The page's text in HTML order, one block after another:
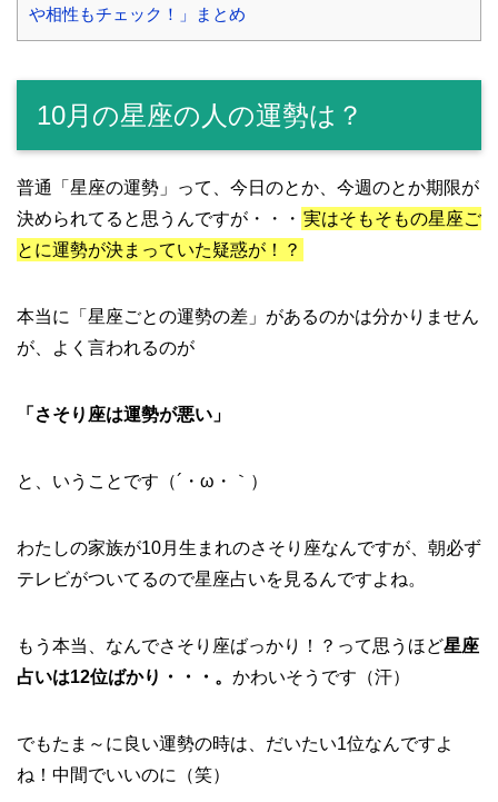
や相性もチェック！」まとめ
10月の星座の人の運勢は？
普通「星座の運勢」って、今日のとか、今週のとか期限が
決められてると思うんですが・・・ 実はそもそもの星座ご
とに運勢が決まっていた疑惑が！？
本当に「星座ごとの運勢の差」があるのかは分かりません
が、よく言われるのが
「さそり座は運勢が悪い」
と、いうことです（´・ω・｀）
わたしの家族が10月生まれのさそり座なんですが、朝必ず
テレビがついてるので星座占いを見るんですよね。
もう本当、なんでさそり座ばっかり！？って思うほど星座
占いは12位ばかり・・・。 かわいそうです（汗）
でもたま～に良い運勢の時は、だいたい1位なんですよ
ね！中間でいいのに（笑）